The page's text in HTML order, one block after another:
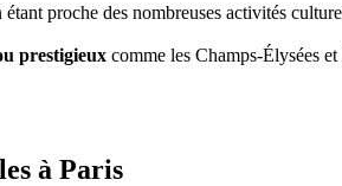
proche des nombreuses activités
prestigieux comme les Champs-Élysées
à Paris